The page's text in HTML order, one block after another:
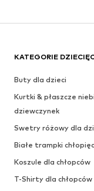
KATEGORIE
Buty dla dzieci
Kurtki & płaszcze
dziewczynek
Swetry różowy dla
Białe trampki
Koszule dla chłopców
T-Shirty dla chłopców